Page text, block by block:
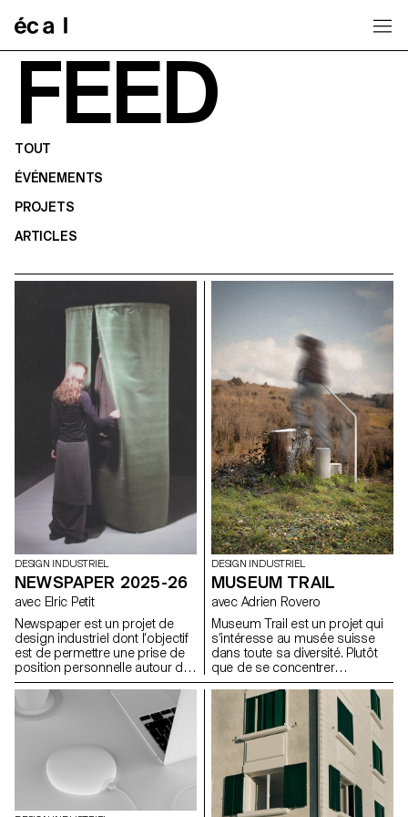
FEED
TOUT
ÉVÉNEMENTS
PROJETS
ARTICLES
DESIGN INDUSTRIEL
NEWSPAPER 2025-26
avec Elric Petit
Newspaper est un projet de
design industriel dont l’objectif
est de permettre une prise de
position personnelle autour du
sujet de son choix. Le projet
s’appuie sur un article issu de
la presse ou d’un magazine
spécialisé, utilisé comme point
de départ conceptuel et
critique. À travers l’analyse,
l’interprétation et la traduction
de ce contenu écrit, le projet
invite à développer une réflexion
de design, en questionnant les
DESIGN INDUSTRIEL
MUSEUM TRAIL
avec Adrien Rovero
Museum Trail est un projet qui
s’intéresse au musée suisse
dans toute sa diversité. Plutôt
que de se concentrer
uniquement sur les grandes
institutions largement
fréquentées, le projet explore
ce que signifie aujourd’hui «
musée » dans un pays qui
compte plus de mille structures
muséales, soit l’une des plus
fortes densités au monde.